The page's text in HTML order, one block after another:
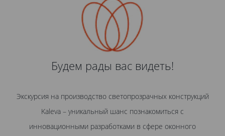
Будем рады вас видеть!
Экскурсия на производство светопрозрачных конструкций
Kaleva – уникальный шанс познакомиться с
инновационными разработками в сфере оконного